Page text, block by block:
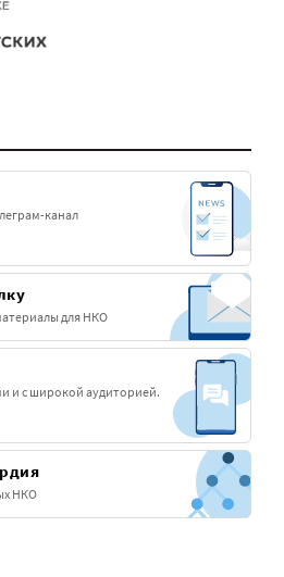
канал
для НКО
и с широкой аудиторией.
НКО